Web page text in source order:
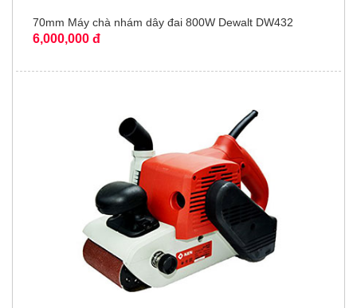
70mm Máy chà nhám dây đai 800W Dewalt DW432
6,000,000 đ